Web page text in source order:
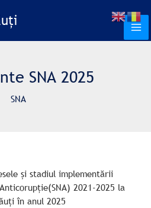
SNA 2025
SNA
şi stadiul implementării
2021-2025 la
în anul 2025